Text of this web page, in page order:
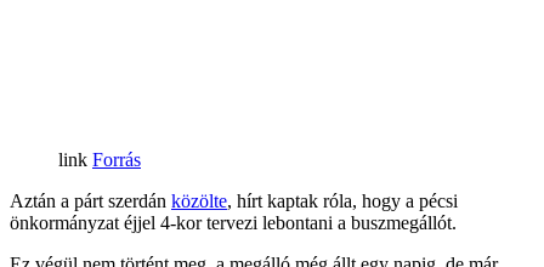
Forrás
Aztán a párt szerdán közölte, hírt kaptak róla, hogy a pécsi
önkormányzat éjjel 4-kor tervezi lebontani a buszmegállót.